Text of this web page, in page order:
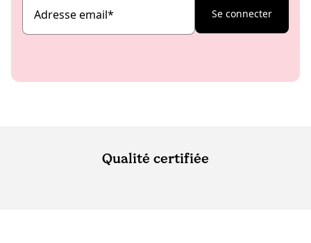
Adresse email* Se connecter
Qualité certifiée